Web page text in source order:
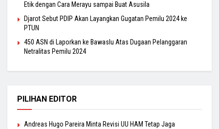
Etik dengan Cara Merayu sampai Buat Asusila
Djarot Sebut PDIP Akan Layangkan Gugatan Pemilu 2024 ke
PTUN
450 ASN di Laporkan ke Bawaslu Atas Dugaan Pelanggaran
Netralitas Pemilu 2024
PILIHAN EDITOR
Andreas Hugo Pareira Minta Revisi UU HAM Tetap Jaga